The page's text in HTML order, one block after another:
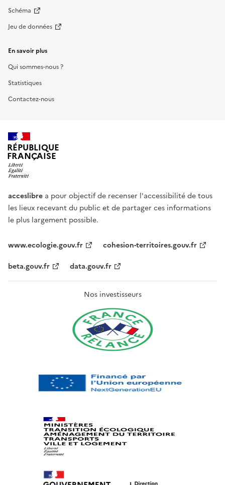
Schéma
Jeu de données
En savoir plus
Qui sommes-nous ?
Statistiques
Contactez-nous
RÉPUBLIQUE
FRANÇAISE
acceslibre a pour objectif de recenser l'accessibilité de tous
les lieux recevant du public et de partager ces informations
le plus largement possible.
www.ecologie.gouv.fr
cohesion-territoires.gouv.fr
beta.gouv.fr
data.gouv.fr
Nos investisseurs